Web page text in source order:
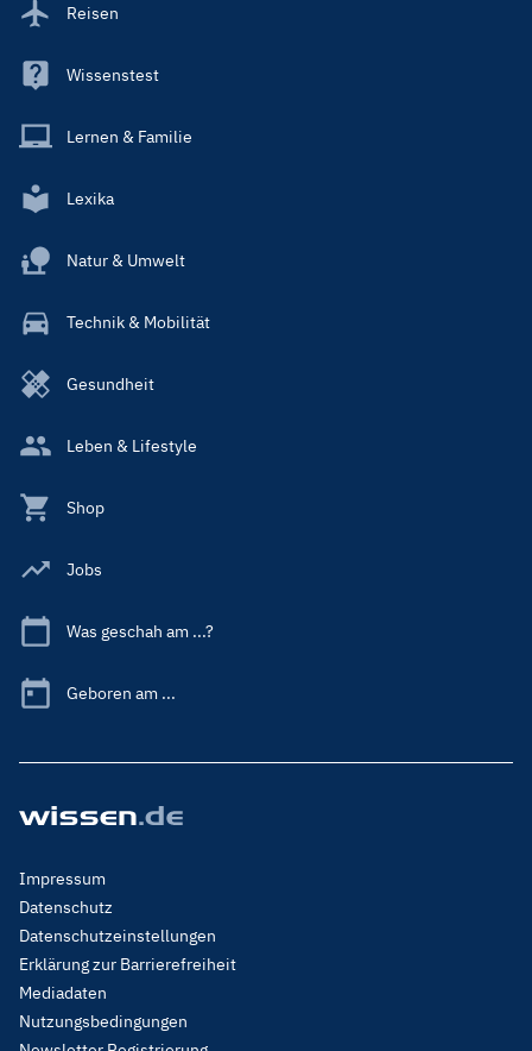
Reisen
Wissenstest
Lernen & Familie
Lexika
Natur & Umwelt
Technik & Mobilität
Gesundheit
Leben & Lifestyle
Shop
Jobs
Was geschah am ...?
Geboren am ...
Footer
Menu
Legal
Impressum
Datenschutz
Datenschutzeinstellungen
Erklärung zur Barrierefreiheit
Mediadaten
Nutzungsbedingungen